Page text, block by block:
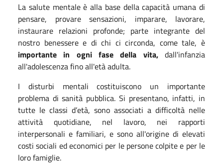
La salute mentale è alla base della capacità umana di
pensare, provare sensazioni, imparare, lavorare,
instaurare relazioni profonde; parte integrante del
nostro benessere e di chi ci circonda, come tale, è
importante in ogni fase della vita,dall'infanzia
all'adolescenza fino all'età adulta.
I disturbi mentali costituiscono un importante
problema di sanità pubblica. Si presentano, infatti, in
tutte le classi d’età, sono associati a difficoltà nelle
attività quotidiane, nel lavoro, nei rapporti
interpersonali e familiari, e sono all'origine di elevati
costi sociali ed economici per le persone colpite e per le
loro famiglie.